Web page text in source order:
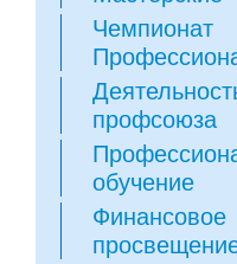
Чемпионат
профсоюза
обучение
Финансовое